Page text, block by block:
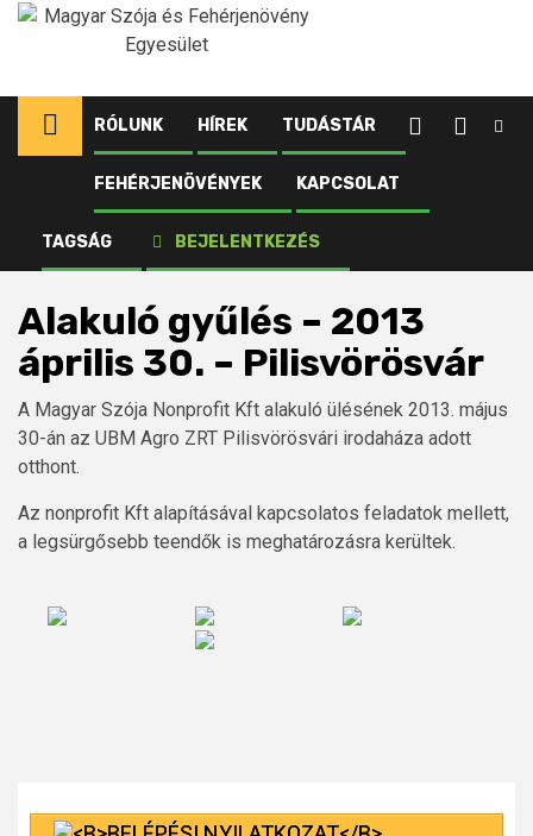
Ugrás
RÓLUNK HÍREK TUDÁSTÁR
FEHÉRJENÖVÉNYEK KAPCSOLAT
TAGSÁG BEJELENTKEZÉS
Kezdőlap Tudástár Média
Archívum
Alakuló gyűlés – 2013 április 30. – Pilisvörösvár
Alakuló gyűlés – 2013
április 30. – Pilisvörösvár
A Magyar Szója Nonprofit Kft alakuló ülésének 2013. május
30-án az UBM Agro ZRT Pilisvörösvári irodaháza adott
otthont.
Az nonprofit Kft alapításával kapcsolatos feladatok mellett,
a legsürgősebb teendők is meghatározásra kerültek.